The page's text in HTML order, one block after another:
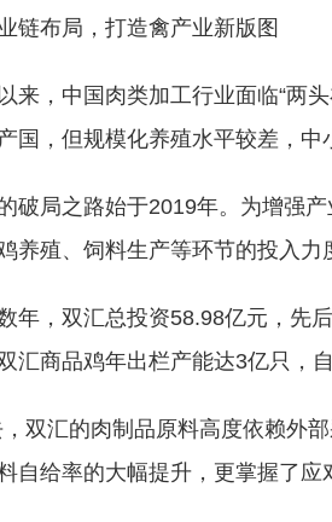
链布局，打造禽产业新版图
来，中国肉类加工行业面临“两
国，但规模化养殖水平较差，
破局之路始于2019年。为增强
养殖、饲料生产等环节的投入力
年，双汇总投资58.98亿元，先
汇商品鸡年出栏产能达3亿只，
，双汇的肉制品原料高度依赖外
自给率的大幅提升，更掌握了应